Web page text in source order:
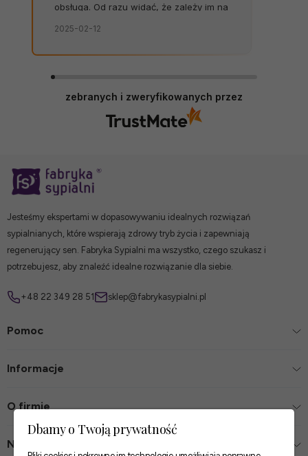
obsługa. Od razu widać, że zależy im na
czas, bez zbędnych nerwów. Sklep bez
2025-02-12
zebranych i zweryfikowanych przez
Jesteśmy ekspertami w dopasowywaniu idealnych rozwiązań
sypialnianych, które wspierają zdrowy tryb życia i zapewniają
regenerujący sen. Fabryka Sypialni ma wszystko, czego szukasz i
potrzebujesz, aby znaleźć idealne rozwiązanie dla siebie.
+48 22 349 28 51 sklep@fabrykasypialni.pl
Pomoc
Informacje
O firmie
Nasze sklepy
Dbamy o Twoją prywatność